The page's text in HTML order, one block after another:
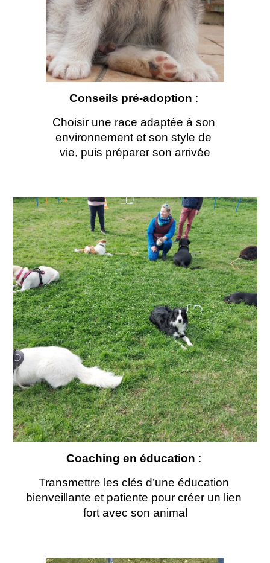
Conseils pré-adoption :
Choisir une race adaptée à son
environnement et son style de
vie, puis préparer son arrivée
Coaching en éducation :
Transmettre les clés d’une éducation
bienveillante et patiente pour créer un lien
fort avec son animal